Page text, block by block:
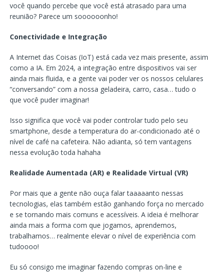
você quando percebe que você está atrasado para uma
reunião? Parece um soooooonho!
Conectividade e Integração
A Internet das Coisas (IoT) está cada vez mais presente, assim
como a IA. Em 2024, a integração entre dispositivos vai ser
ainda mais fluida, e a gente vai poder ver os nossos celulares
“conversando” com a nossa geladeira, carro, casa… tudo o
que você puder imaginar!
Isso significa que você vai poder controlar tudo pelo seu
smartphone, desde a temperatura do ar-condicionado até o
nível de café na cafeteira. Não adianta, só tem vantagens
nessa evolução toda hahaha
Realidade Aumentada (AR) e Realidade Virtual (VR)
Por mais que a gente não ouça falar taaaaanto nessas
tecnologias, elas também estão ganhando força no mercado
e se tornando mais comuns e acessíveis. A ideia é melhorar
ainda mais a forma com que jogamos, aprendemos,
trabalhamos… realmente elevar o nível de experiência com
tudoooo!
Eu só consigo me imaginar fazendo compras on-line e